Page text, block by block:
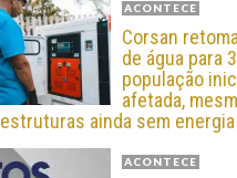
ACONTECE
Corsan
de água para
população
afetada,
estruturas ainda sem energia
ACONTECE